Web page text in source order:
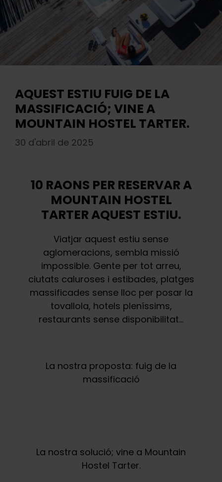
AQUEST ESTIU FUIG DE LA
MASSIFICACIÓ; VINE A
MOUNTAIN HOSTEL TARTER.
30 d'abril de 2025
10 RAONS PER RESERVAR A
MOUNTAIN HOSTEL
TARTER AQUEST ESTIU.
Viatjar aquest estiu sense
aglomeracions, sembla missió
impossible. Gente per tot arreu,
ciutats caluroses i estibades, platges
massificades sense lloc per posar la
tovallola, hotels pleníssims,
restaurants sense disponibilitat…
La nostra proposta: fuig de la
massificació
La nostra solució; vine a Mountain
Hostel Tarter.